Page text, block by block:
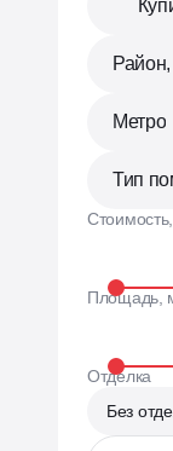
Район,
Метро
Тип
Площадь,
Отделка
Без